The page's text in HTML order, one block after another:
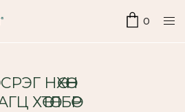
0
НӨХӨН
ХӨТӨЛБӨР